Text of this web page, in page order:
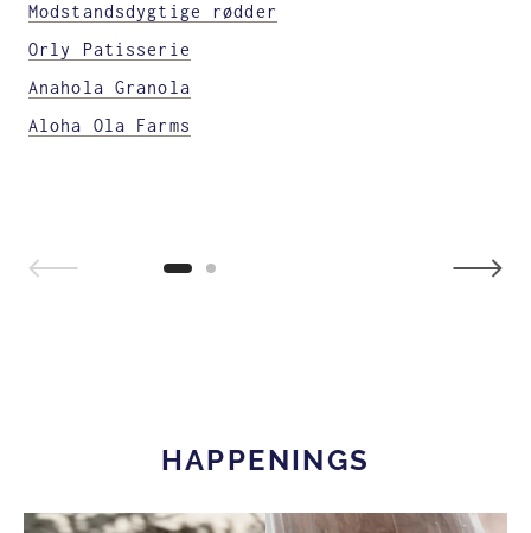
Modstandsdygtige rødder
Orly Patisserie
Anahola Granola
Aloha Ola Farms
HAPPENINGS